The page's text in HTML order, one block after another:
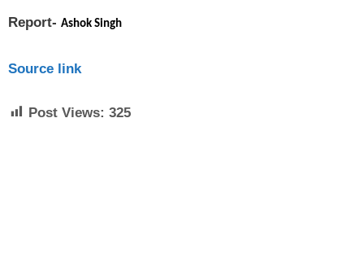
Report- Ashok Singh
Source link
Post Views: 325